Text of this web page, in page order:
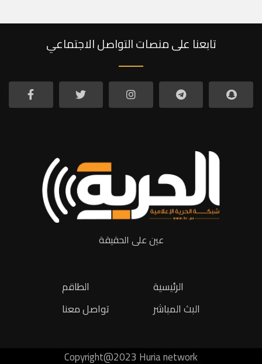
تابعنا على منصات التواصل الاجتماعي
عين على الحقيقة
الطاقم
تواصل معنا
الرئيسية
البث المباشر
Copyright@2023 Huria network